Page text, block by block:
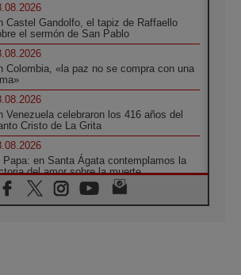
Castel Gandolfo, el tapiz de Raffaello
el sermón de San Pablo
Colombia, «la paz no se compra con una
Venezuela celebraron los 416 años del
Cristo de La Grita
Papa: en Santa Ágata contemplamos la
del amor sobre la muerte
XIV visitará el Santuario de la Madre